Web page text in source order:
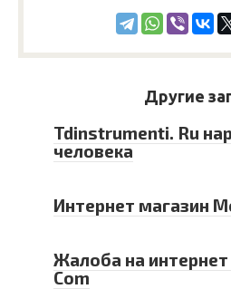
Другие
Tdinstrumenti. Ru
человека
Интернет магазин
Жалоба на
Com